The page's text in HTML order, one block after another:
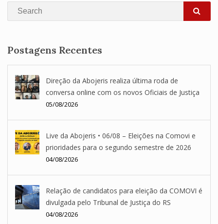
Search
Postagens Recentes
Direção da Abojeris realiza última roda de
conversa online com os novos Oficiais de Justiça
05/08/2026
Live da Abojeris • 06/08 – Eleições na Comovi e
prioridades para o segundo semestre de 2026
04/08/2026
Relação de candidatos para eleição da COMOVI é
divulgada pelo Tribunal de Justiça do RS
04/08/2026